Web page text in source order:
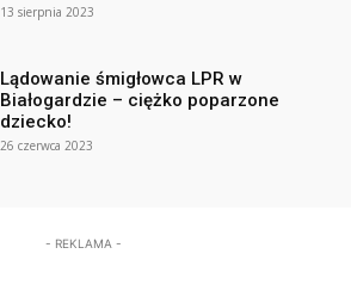
13 sierpnia 2023
Lądowanie śmigłowca LPR w
Białogardzie – ciężko poparzone
dziecko!
26 czerwca 2023
- REKLAMA -